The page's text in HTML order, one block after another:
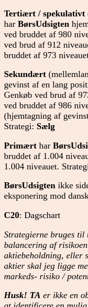
Tertiært / spekulativt
har BørsUdsigten
ved bruddet af 980
ved brud af 912
bruddet af 973
Sekundært
gevinst af en lang
Genkøb ved brud af
ved bruddet af 986
(hjemtagning af
Strategi: Sælg
Primært har
bruddet af 1.004
1.004 niveauet.
BørsUdsigten ikke
eksponering mod
C20: Dagschart
Strategierne bruges
balancering af
aktiebeholdning, eller
aktier skal jeg ligge
markeds- risiko /
Husk! TA er ikke en